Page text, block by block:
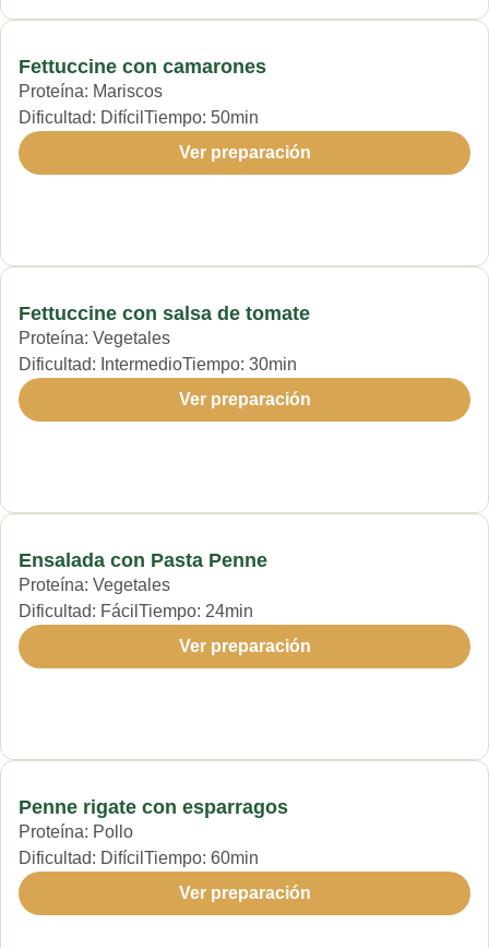
Fettuccine con camarones
Proteína: Mariscos
Dificultad: Difícil Tiempo: 50min
Ver preparación
Fettuccine con salsa de tomate
Proteína: Vegetales
Dificultad: IntermedioTiempo: 30min
Ver preparación
Ensalada con Pasta Penne
Proteína: Vegetales
Dificultad: Fácil Tiempo: 24min
Ver preparación
Penne rigate con esparragos
Proteína: Pollo
Dificultad: Difícil Tiempo: 60min
Ver preparación